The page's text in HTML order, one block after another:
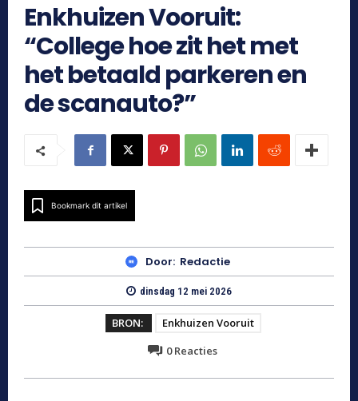
Enkhuizen Vooruit:
“College hoe zit het met
het betaald parkeren en
de scanauto?”
Bookmark dit artikel
Door: Redactie
dinsdag 12 mei 2026
BRON:
Enkhuizen Vooruit
0Reacties